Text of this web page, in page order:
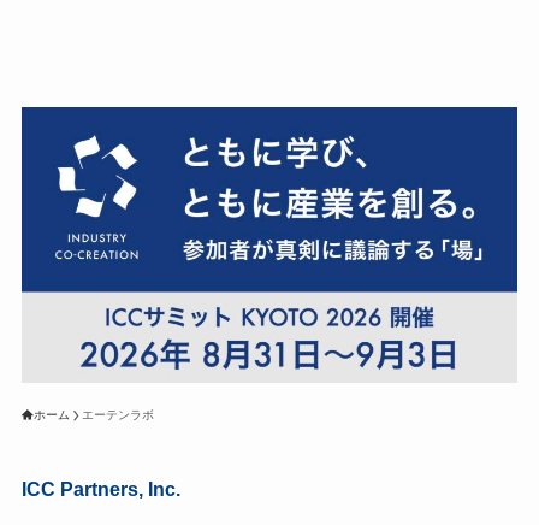
ホーム エーテンラボ
ICC Partners, Inc.